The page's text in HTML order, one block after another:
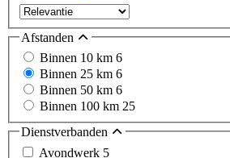
Afstanden
Binnen 10 km 6
Binnen 25 km 6
Binnen 50 km 6
Binnen 100 km 25
Dienstverbanden
Avondwerk 5